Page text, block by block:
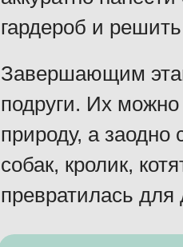
гардероб и
Завершающим
подруги. Их можно
природу, а заодно
собак, кролик,
превратилась